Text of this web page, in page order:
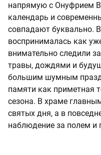
напрямую с Онуфрием
календарь и
совпадают буквально.
воспринималась как
внимательно следили
травы, дождями и
большим шумным
памяти как приметная
сезона. В храме
святых дня, а в
наблюдение за полем и